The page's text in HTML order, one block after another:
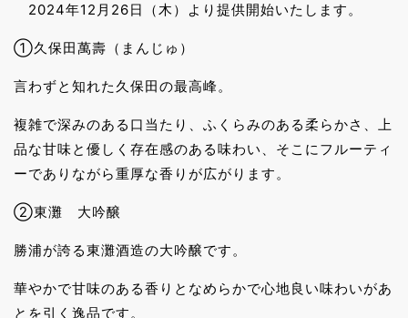
2024年12月26日（木）より提供開始いたします。
①久保田萬壽（まんじゅ）
言わずと知れた久保田の最高峰。
複雑で深みのある口当たり、ふくらみのある柔らかさ、上
品な甘味と優しく存在感のある味わい、そこにフルーティ
ーでありながら重厚な香りが広がります。
②東灘 大吟醸
勝浦が誇る東灘酒造の大吟醸です。
華やかで甘味のある香りとなめらかで心地良い味わいがあ
とを引く逸品です。